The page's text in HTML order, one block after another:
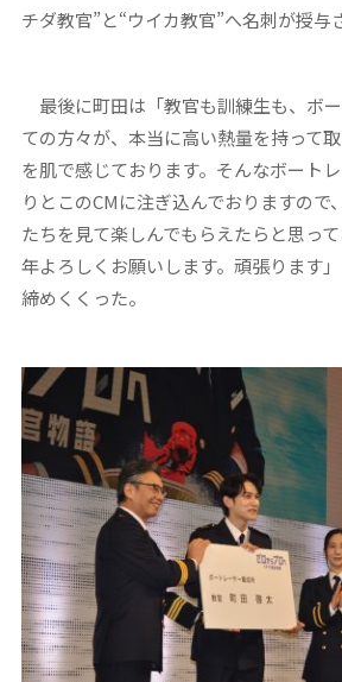
チダ教官”と“ウイカ教官”へ名刺が授与
最後に町田は「教官も訓練生も、ボ
ての方々が、本当に高い熱量を持って
を肌で感じております。そんなボート
りとこのCMに注ぎ込んでおりますので
たちを見て楽しんでもらえたらと思っ
年よろしくお願いします。頑張ります
締めくくった。